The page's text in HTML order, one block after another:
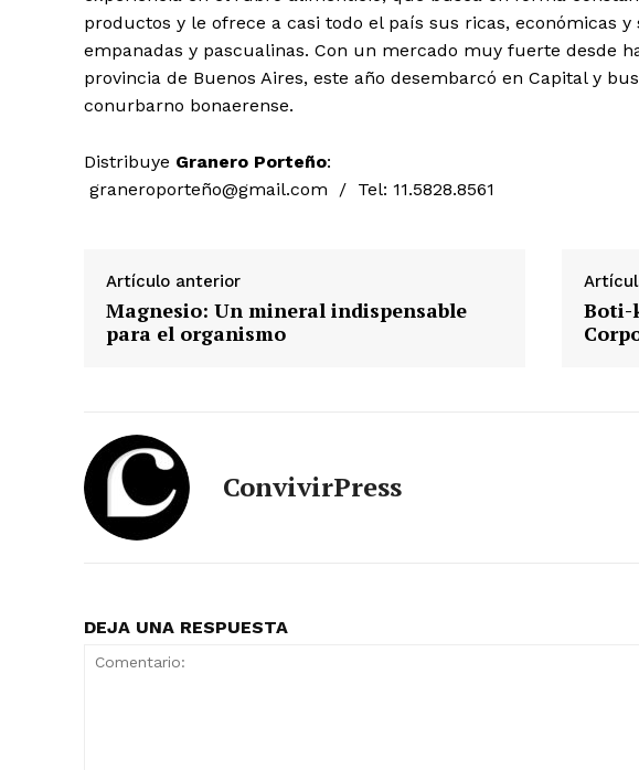
productos y le ofrece a casi todo el país sus ricas, económicas
empanadas y pascualinas. Con un mercado muy fuerte desde
provincia de Buenos Aires, este año desembarcó en Capital y
conurbarno bonaerense.
Distribuye Granero Porteño:
graneroporteño@gmail.com / Tel: 11.5828.8561
Artículo anterior
Magnesio: Un mineral indispensable
para el organismo
Boti-
ConvivirPress
DEJA UNA RESPUESTA